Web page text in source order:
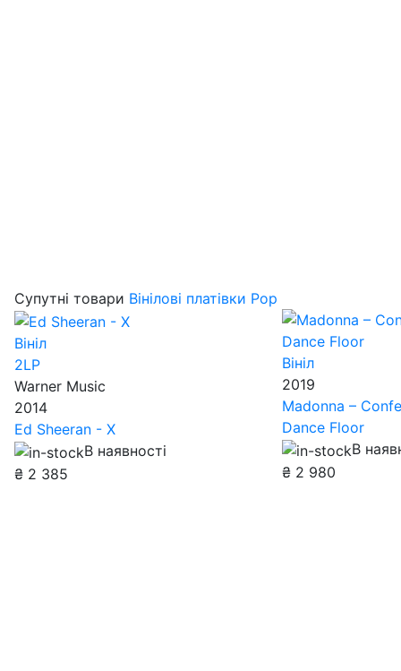
Супутні товари Вінілові платівки Pop
Вініл
2LP
Warner Music
2014
Ed Sheeran - X
В наявності
₴ 2 385
Вініл
2019
Madonna –
Dance Floor
В
₴ 2 980